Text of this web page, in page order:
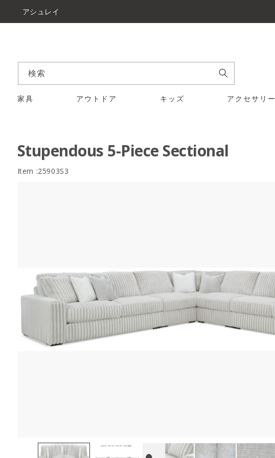
アシュレイ
検索
家具 アウトドア キッズ アクセサリー
Stupendous 5-Piece Sectional
Item :25903S3